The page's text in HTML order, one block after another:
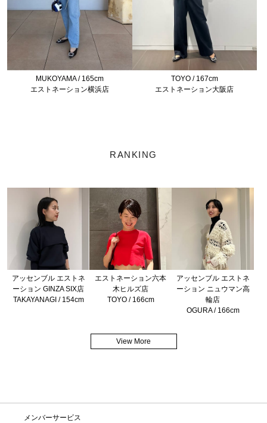
MUKOYAMA / 165cm
エストネーション横浜店
TOYO / 167cm
エストネーション大阪店
RANKING
アッセンブル エストネ
ーション GINZA SIX店
TAKAYANAGI / 154cm
エストネーション六本
木ヒルズ店
TOYO / 166cm
アッセンブル エストネ
ーション ニュウマン高
輪店
OGURA / 166cm
View More
メンバーサービス